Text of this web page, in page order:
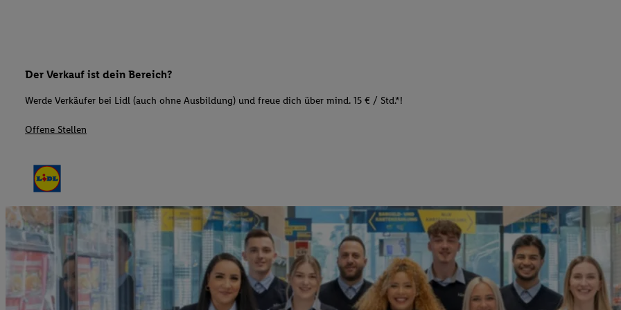
Der Verkauf ist dein Bereich?
Werde Verkäufer bei Lidl (auch ohne Ausbildung) und freue dich über mind. 15 € / Std.*!
Offene Stellen